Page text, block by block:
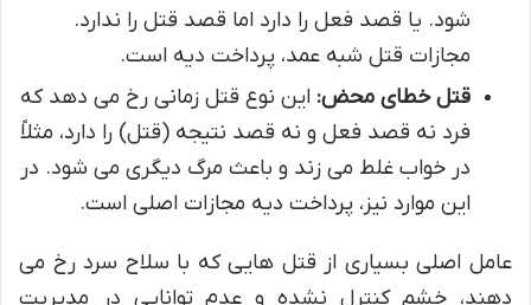
شود. یا قصد فعل را دارد اما قصد قتل را ندارد.
مجازات قتل شبه عمد، پرداخت دیه است.
قتل خطای محض: این نوع قتل زمانی رخ می دهد که
فرد نه قصد فعل و نه قصد نتیجه (قتل) را دارد، مثلاً
در خواب غلط می زند و باعث مرگ دیگری می شود. در
این موارد نیز، پرداخت دیه مجازات اصلی است.
عامل اصلی بسیاری از قتل هایی که با سلاح سرد رخ می
دهند، خشم کنترل نشده و عدم توانایی در مدیریت